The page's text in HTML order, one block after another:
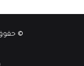
© حقوق النشر 2026،